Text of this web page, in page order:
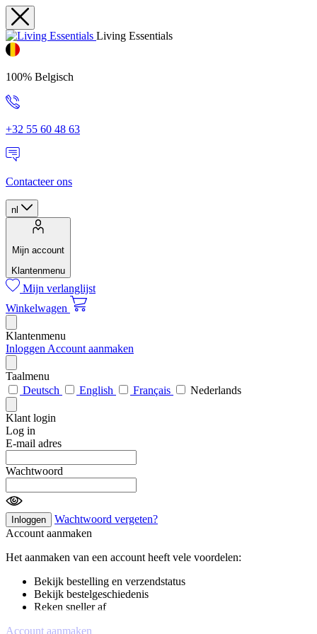
Living Essentials
100% Belgisch
+32 55 60 48 63
Contacteer ons
nl
Mijn account
Klantenmenu
Mijn verlanglijst
Winkelwagen
Klantenmenu
Inloggen Account aanmaken
Taalmenu
Deutsch
English Français Nederlands
Klant login
Log in
E-mail adres
Wachtwoord
Inloggen
Wachtwoord vergeten?
Account aanmaken
Het aanmaken van een account heeft vele voordelen:
Bekijk bestelling en verzendstatus
Bekijk bestelgeschiedenis
Reken sneller af
Account aanmaken